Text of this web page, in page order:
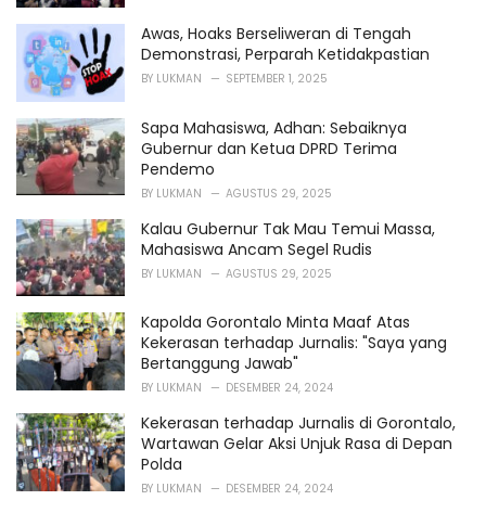
Awas, Hoaks Berseliweran di Tengah
Demonstrasi, Perparah Ketidakpastian
BY LUKMAN SEPTEMBER 1, 2025
Sapa Mahasiswa, Adhan: Sebaiknya
Gubernur dan Ketua DPRD Terima
Pendemo
BY LUKMAN AGUSTUS 29, 2025
Kalau Gubernur Tak Mau Temui Massa,
Mahasiswa Ancam Segel Rudis
BY LUKMAN AGUSTUS 29, 2025
Kapolda Gorontalo Minta Maaf Atas
Kekerasan terhadap Jurnalis: "Saya yang
Bertanggung Jawab"
BY LUKMAN DESEMBER 24, 2024
Kekerasan terhadap Jurnalis di Gorontalo,
Wartawan Gelar Aksi Unjuk Rasa di Depan
Polda
BY LUKMAN DESEMBER 24, 2024